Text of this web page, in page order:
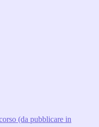
(da pubblicare in